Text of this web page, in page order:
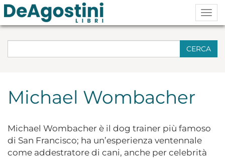
CERCA
Michael Wombacher
Michael Wombacher è il dog trainer più famoso
di San Francisco; ha un’esperienza ventennale
come addestratore di cani, anche per celebrità